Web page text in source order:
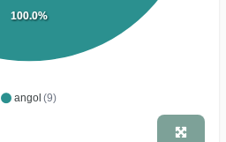
angol (9)
100.0%